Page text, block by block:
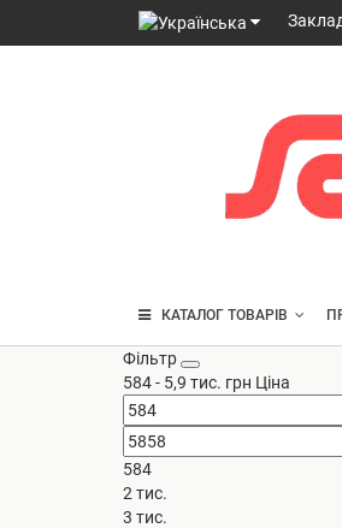
КАТАЛОГ ТОВАРІВ
Фільтр
584- 5,9 тис. грн Ціна
584
2 тис.
3 тис.